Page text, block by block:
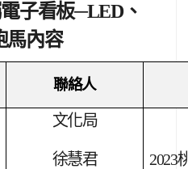
子看板─LED、
馬內容
聯絡人
文化局
徐慧君 2023